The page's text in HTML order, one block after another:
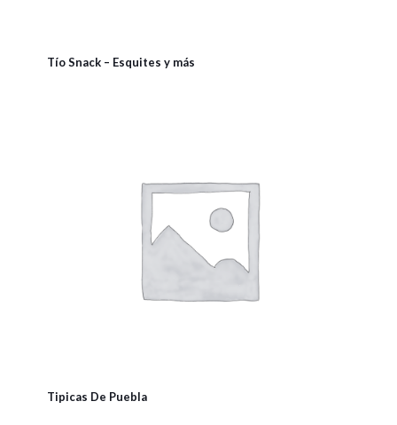
Tío Snack – Esquites y más
Tipicas De Puebla